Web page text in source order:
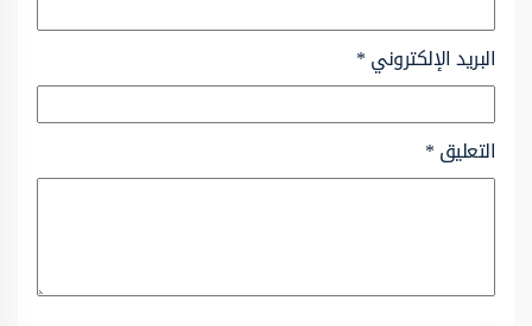
البريد الإلكتروني*
التعليق*